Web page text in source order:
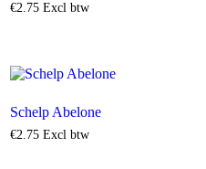
€2.75 Excl btw
Schelp Abelone
€2.75 Excl btw